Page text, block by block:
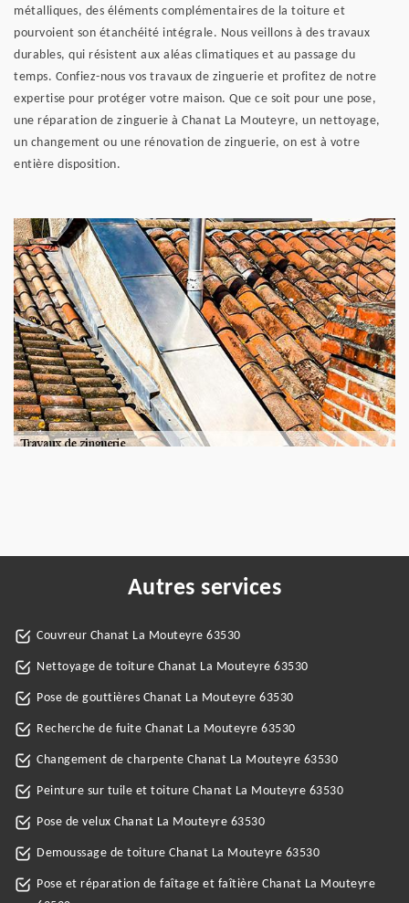
métalliques, des éléments complémentaires de la toiture et
pourvoient son étanchéité intégrale. Nous veillons à des travaux
durables, qui résistent aux aléas climatiques et au passage du
temps. Confiez-nous vos travaux de zinguerie et profitez de notre
expertise pour protéger votre maison. Que ce soit pour une pose,
une réparation de zinguerie à Chanat La Mouteyre, un nettoyage,
un changement ou une rénovation de zinguerie, on est à votre
entière disposition.
Autres services
Couvreur Chanat La Mouteyre 63530
Nettoyage de toiture Chanat La Mouteyre 63530
Pose de gouttières Chanat La Mouteyre 63530
Recherche de fuite Chanat La Mouteyre 63530
Changement de charpente Chanat La Mouteyre 63530
Peinture sur tuile et toiture Chanat La Mouteyre 63530
Pose de velux Chanat La Mouteyre 63530
Demoussage de toiture Chanat La Mouteyre 63530
Pose et réparation de faîtage et faîtière Chanat La Mouteyre